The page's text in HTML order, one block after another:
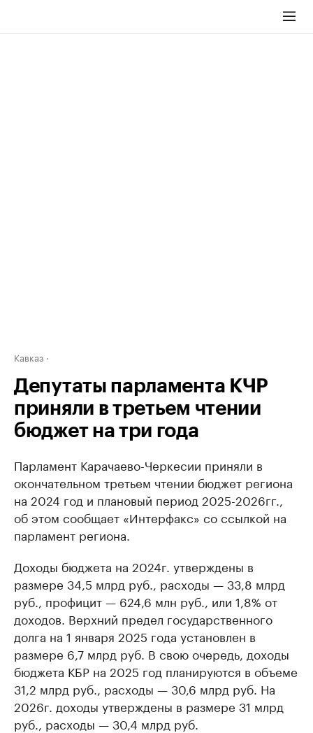
Кавказ
Депутаты парламента КЧР
приняли в третьем чтении
бюджет на три года
Парламент Карачаево-Черкесии приняли в
окончательном третьем чтении бюджет региона
на 2024 год и плановый период 2025-2026гг.,
об этом сообщает «Интерфакс» со ссылкой на
парламент региона.
Доходы бюджета на 2024г. утверждены в
размере 34,5 млрд руб., расходы — 33,8 млрд
руб., профицит — 624,6 млн руб., или 1,8% от
доходов. Верхний предел государственного
долга на 1 января 2025 года установлен в
размере 6,7 млрд руб. В свою очередь, доходы
бюджета КБР на 2025 год планируются в объеме
31,2 млрд руб., расходы — 30,6 млрд руб. На
2026г. доходы утверждены в размере 31 млрд
руб., расходы — 30,4 млрд руб.